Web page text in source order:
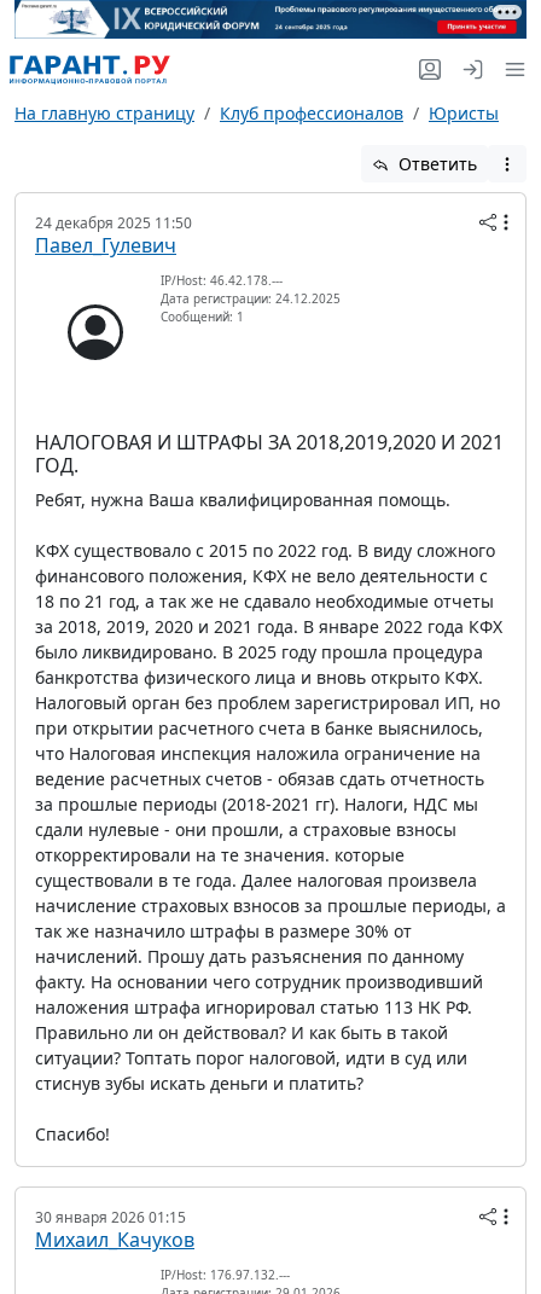
На главную страницу Клуб профессионалов Юристы
Ответить
24 декабря 2025 11:50
Павел_Гулевич
IP/Host: 46.42.178.---
Дата регистрации: 24.12.2025
Сообщений: 1
НАЛОГОВАЯ И ШТРАФЫ ЗА 2018,2019,2020 И 2021
ГОД.
Ребят, нужна Ваша квалифицированная помощь.
КФХ существовало с 2015 по 2022 год. В виду сложного
финансового положения, КФХ не вело деятельности с
18 по 21 год, а так же не сдавало необходимые отчеты
за 2018, 2019, 2020 и 2021 года. В январе 2022 года КФХ
было ликвидировано. В 2025 году прошла процедура
банкротства физического лица и вновь открыто КФХ.
Налоговый орган без проблем зарегистрировал ИП, но
при открытии расчетного счета в банке выяснилось,
что Налоговая инспекция наложила ограничение на
ведение расчетных счетов - обязав сдать отчетность
за прошлые периоды (2018-2021 гг). Налоги, НДС мы
сдали нулевые - они прошли, а страховые взносы
откорректировали на те значения. которые
существовали в те года. Далее налоговая произвела
начисление страховых взносов за прошлые периоды, а
так же назначило штрафы в размере 30% от
начислений. Прошу дать разъяснения по данному
факту. На основании чего сотрудник производивший
наложения штрафа игнорировал статью 113 НК РФ.
Правильно ли он действовал? И как быть в такой
ситуации? Топтать порог налоговой, идти в суд или
стиснув зубы искать деньги и платить?
Спасибо!
30 января 2026 01:15
Михаил_Качуков
IP/Host: 176.97.132.---